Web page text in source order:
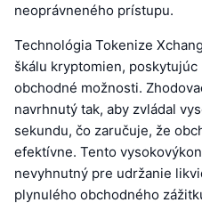
neoprávneného prístupu.
Technológia Tokenize
škálu kryptomien,
obchodné možnosti.
navrhnutý tak, aby zvládal
sekundu, čo zaručuje, že
efektívne. Tento
nevyhnutný pre udržanie
plynulého obchodného